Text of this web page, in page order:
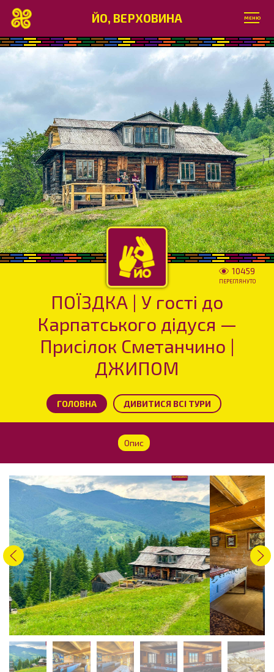
ЙО, ВЕРХОВИНА МЕНЮ
ПОЇЗДКА | У гості до
Карпатського дідуся —
Присілок Сметанчино |
ДЖИПОМ
10459
ПЕРЕГЛЯНУТО
ГОЛОВНА ДИВИТИСЯ ВСІ ТУРИ
Опис